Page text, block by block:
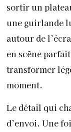
sortir un
une guirlande
autour de
en scène
transformer
moment.
Le détail qui
d’envoi. Une